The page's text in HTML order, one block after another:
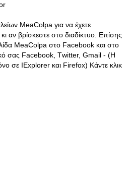
MeaColpa για να έχετε
βρίσκεστε στο διαδίκτυο. Επίσης
MeaColpa στο Facebook και στο
σας Facebook, Τwitter, Gmail - (Η
σε IExplorer και Firefox) Κάντε κλικ